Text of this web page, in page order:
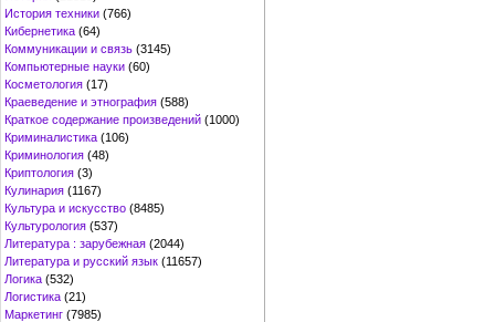
История техники (766)
Кибернетика (64)
Коммуникации и связь (3145)
Компьютерные науки (60)
Косметология (17)
Краеведение и этнография (588)
Краткое содержание произведений (1000)
Криминалистика (106)
Криминология (48)
Криптология (3)
Кулинария (1167)
Культура и искусство (8485)
Культурология (537)
Литература : зарубежная (2044)
Литература и русский язык (11657)
Логика (532)
Логистика (21)
Маркетинг (7985)